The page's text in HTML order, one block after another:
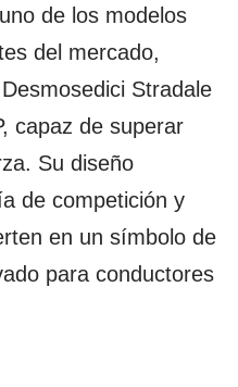
de los modelos
del mercado,
Stradale
capaz de superar
Su diseño
de competición y
en un símbolo de
para conductores